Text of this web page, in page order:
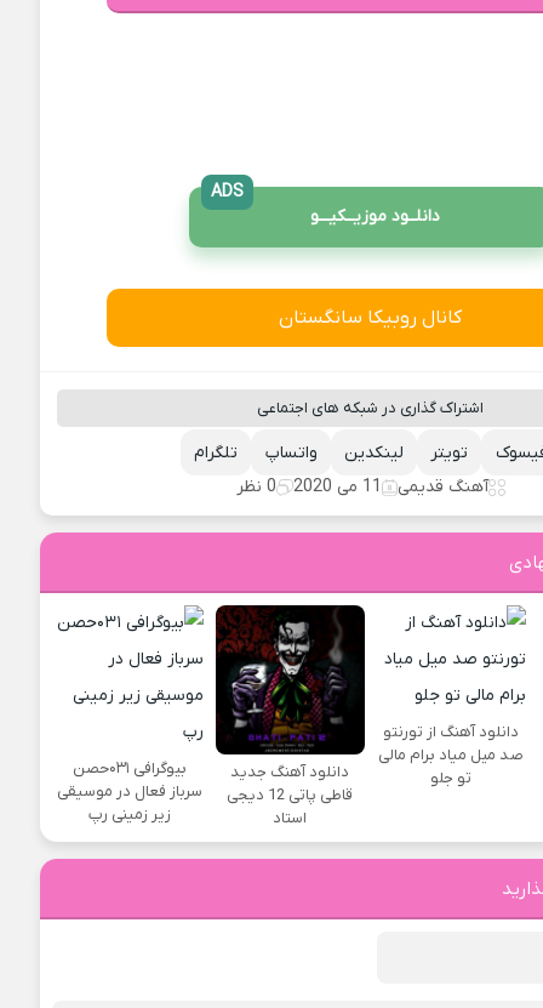
دانلــود موزیــکیـــو
ADS
کانال روبیکا سانگستان
اشتراک گذاری در شبکه های اجتماعی
تلگرام واتساپ لینکدین تویتر
آهنگ قدیمی
11 می 2020 0 نظر
دانلود آهنگ از تورنتو
صد میل میاد برام مالی
تو جلو
دانلود آهنگ جدید
قاطی پاتی 12 دیجی
استاد
بیوگرافی ۰۳۱حصن
سرباز فعال در موسیقی
زیر زمینی رپ